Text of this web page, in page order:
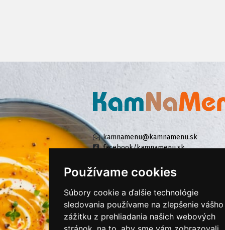
Používame cookies
Súbory cookie a ďalšie technológie
sledovania používame na zlepšenie vášho
zážitku z prehliadania našich webových
kamnamenu@kamnamenu.sk
facebook/kamnamenu.sk
KONTAKTUJTE NÁS